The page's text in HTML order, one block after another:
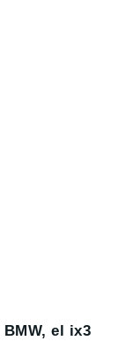
BMW, el ix3